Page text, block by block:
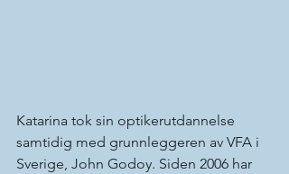
Katarina tok sin optikerutdannelse
samtidig med grunnleggeren av VFA i
Sverige, John Godoy. Siden 2006 har